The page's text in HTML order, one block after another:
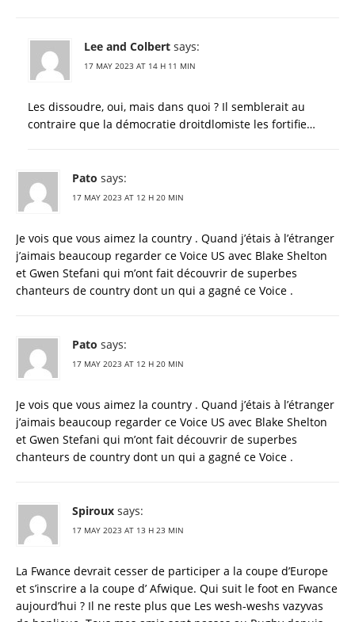
Lee and Colbert says:
17 MAY 2023 AT 14 H 11 MIN
Les dissoudre, oui, mais dans quoi ? Il semblerait au
contraire que la démocratie droitdlomiste les fortifie…
Pato says:
17 MAY 2023 AT 12 H 20 MIN
Je vois que vous aimez la country . Quand j’étais à l’étranger
j’aimais beaucoup regarder ce Voice US avec Blake Shelton
et Gwen Stefani qui m’ont fait découvrir de superbes
chanteurs de country dont un qui a gagné ce Voice .
Pato says:
17 MAY 2023 AT 12 H 20 MIN
Je vois que vous aimez la country . Quand j’étais à l’étranger
j’aimais beaucoup regarder ce Voice US avec Blake Shelton
et Gwen Stefani qui m’ont fait découvrir de superbes
chanteurs de country dont un qui a gagné ce Voice .
Spiroux says:
17 MAY 2023 AT 13 H 23 MIN
La Fwance devrait cesser de participer a la coupe d’Europe
et s’inscrire a la coupe d’ Afwique. Qui suit le foot en Fwance
aujourd’hui ? Il ne reste plus que Les wesh-weshs vazyvas